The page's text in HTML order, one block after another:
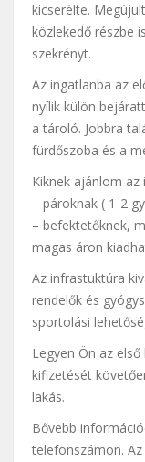
kicserélte.
közlekedő részbe
szekrényt.
Az ingatlanba az
nyílik külön
a tároló. Jobbra
fürdőszoba és a
Kiknek ajánlom az
– pároknak ( 1-2
– befektetőknek,
magas áron
Az infrastuktúra
rendelők és
sportolási
Legyen Ön az
kifizetését
lakás.
Bővebb
telefonszámon. Az